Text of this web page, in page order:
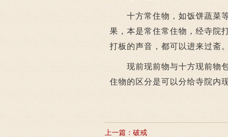
十方常住物，如饭饼蔬菜等
果，本是常住常住物，经寺院
打板的声音，都可以进来过斋
现前现前物与十方现前物包
住物的区分是可以分给寺院内
上一篇： 破戒